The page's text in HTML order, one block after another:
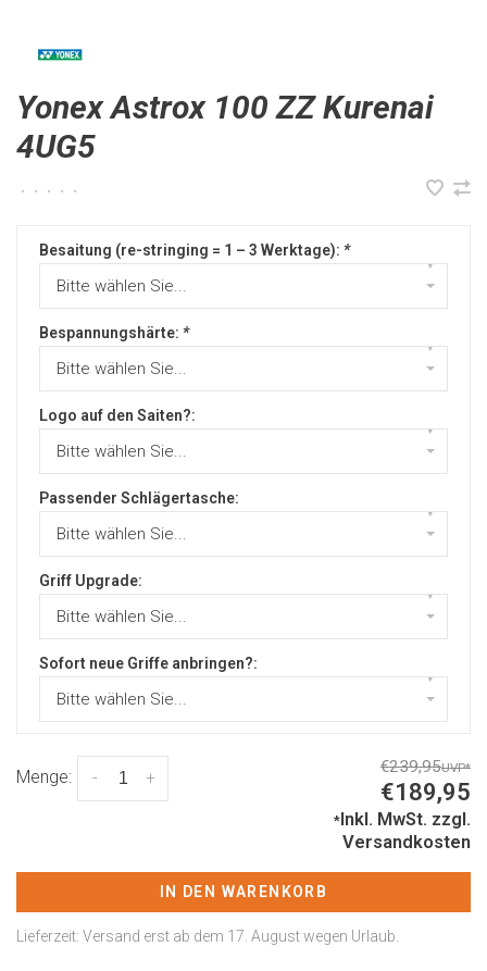
Yonex Astrox 100 ZZ Kurenai
4UG5
• • • • •
Besaitung (re-stringing = 1 – 3 Werktage): *
Bitte wählen Sie...
▾
Bespannungshärte: *
Bitte wählen Sie...
▾
Logo auf den Saiten?:
Bitte wählen Sie...
▾
Passender Schlägertasche:
Bitte wählen Sie...
▾
Griff Upgrade:
Bitte wählen Sie...
▾
Sofort neue Griffe anbringen?:
Bitte wählen Sie...
▾
Menge: +
-
€239,95UVP*
€189,95
*Inkl. MwSt. zzgl.
Versandkosten
IN DEN WARENKORB
Lieferzeit: Versand erst ab dem 17. August wegen Urlaub.